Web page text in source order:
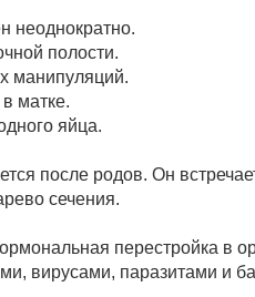
неоднократно.
полости.
манипуляций.
матке.
яйца.
после родов. Он
сечения.
перестройка в
вирусами, паразитами и